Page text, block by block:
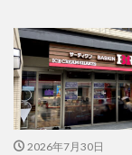
2026年7月30日